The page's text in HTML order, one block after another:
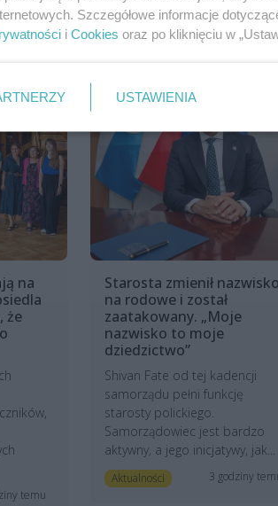
na
że
temu
Starosta zmienił nazwisko
na rodowe i został
zaatakowany. „Moje
nazwisko to moje
dziedzictwo”
Shivan Fate od tej kadencji
samorządu pełni funkcję
starosty polickiego.
Samorządowiec jest bardzo
aktywny, a jego inicjatywy, jak...
Aktualności 3 godziny
Szczegółowe informacje
i Cookies oraz po kliknięciu w
USTAWIENIA